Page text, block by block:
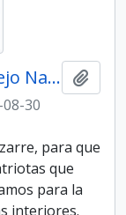
Nota de la Primera Junta a Alejo Nazarre
08-30
para que
que
para la
interiores.